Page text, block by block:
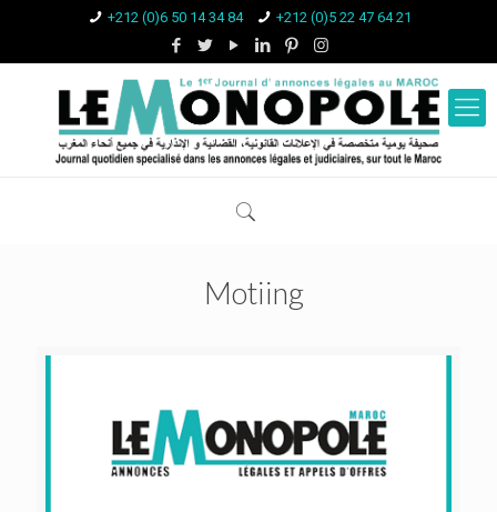
+212 (0)6 50 14 34 84 +212 (0)5 22 47 64 21
Motiing